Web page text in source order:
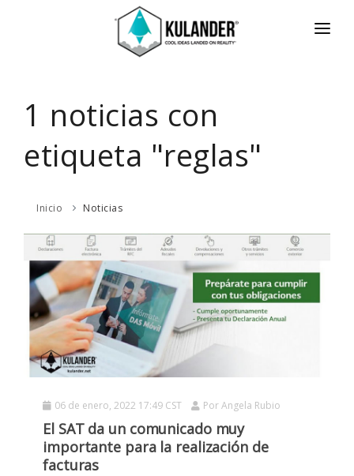
REVIEWS
ACERCA
CONTACTO
ENGLISH
1 noticias con
etiqueta "reglas"
Inicio Noticias
06 de enero, 2022 17:49 CST PorAngela Rubio
El SAT da un comunicado muy
importante para la realización de
facturas